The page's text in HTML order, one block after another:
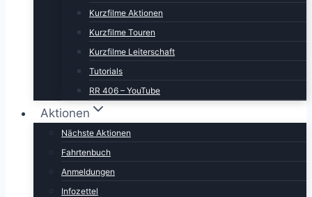
Kurzfilme Aktionen
Kurzfilme Touren
Kurzfilme Leiterschaft
Tutorials
RR 406 – YouTube
Aktionen
Nächste Aktionen
Fahrtenbuch
Anmeldungen
Infozettel